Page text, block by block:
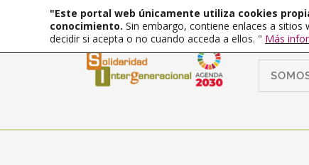
"Este portal web únicamente utiliza cookies
conocimiento. Sin embargo, contiene enlaces a sitios
decidir si acepta o no cuando acceda a ellos. " Más